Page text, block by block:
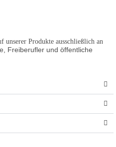
unserer Produkte ausschließlich an
Freiberufler und öffentliche